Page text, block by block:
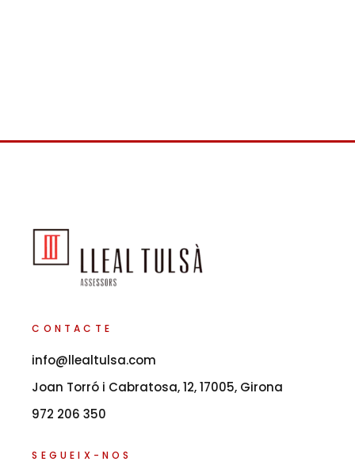
CONTACTE
info@llealtulsa.com
Joan Torró i Cabratosa, 12, 17005, Girona
972 206 350
SEGUEIX-NOS